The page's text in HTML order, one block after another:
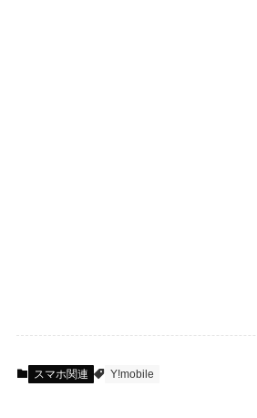
スマホ関連 Y!mobile